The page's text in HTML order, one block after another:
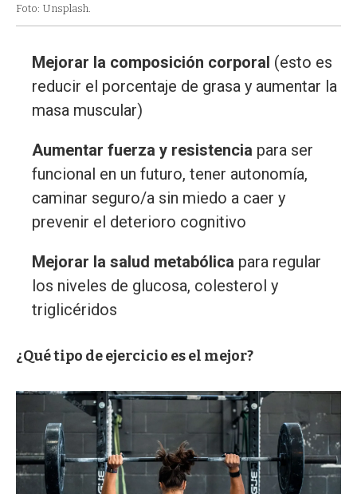
Foto: Unsplash.
Mejorar la composición corporal (esto es
reducir el porcentaje de grasa y aumentar la
masa muscular)
Aumentar fuerza y resistencia para ser
funcional en un futuro, tener autonomía,
caminar seguro/a sin miedo a caer y
prevenir el deterioro cognitivo
Mejorar la salud metabólica para regular
los niveles de glucosa, colesterol y
triglicéridos
¿Qué tipo de ejercicio es el mejor?